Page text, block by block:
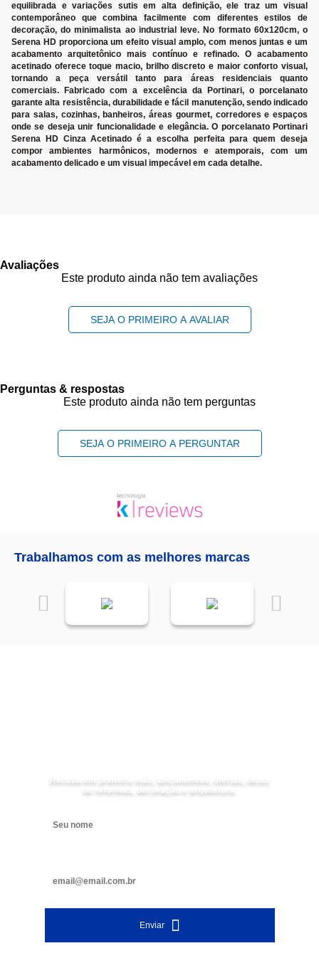
equilibrada e variações sutis em alta definição, ele traz um visual
contemporâneo que combina facilmente com diferentes estilos de
decoração, do minimalista ao industrial leve. No formato 60x120cm, o
Serena HD proporciona um efeito visual amplo, com menos juntas e um
acabamento arquitetônico mais contínuo e refinado. O acabamento
acetinado oferece toque macio, brilho discreto e maior conforto visual,
tornando a peça versátil tanto para áreas residenciais quanto
comerciais. Fabricado com a excelência da Portinari, o porcelanato
garante alta resistência, durabilidade e fácil manutenção, sendo indicado
para salas, cozinhas, banheiros, áreas gourmet, corredores e espaços
onde se deseja unir funcionalidade e elegância. O porcelanato Portinari
Serena HD Cinza Acetinado é a escolha perfeita para quem deseja
compor ambientes harmônicos, modernos e atemporais, com um
acabamento delicado e um visual impecável em cada detalhe.
Avaliações
Este produto ainda não tem avaliações
SEJA O PRIMEIRO A AVALIAR
Perguntas & respostas
Este produto ainda não tem perguntas
SEJA O PRIMEIRO A PERGUNTAR
Trabalhamos com as melhores marcas
Receba em primeira mão, lançamentos, ofertas, dicas
de reformas, decoração e arquitetura.
Enviar